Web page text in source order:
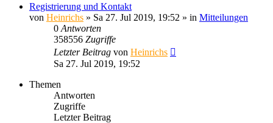
Registrierung und Kontakt
von Heinrichs » Sa 27. Jul 2019, 19:52 » in Mitteilungen
0 Antworten
358556 Zugriffe
Letzter Beitrag von Heinrichs
Sa 27. Jul 2019, 19:52
Themen
Antworten
Zugriffe
Letzter Beitrag